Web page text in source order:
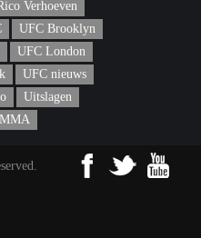
Verhoeven
UFC Brooklyn
UFC London
UFC nieuws
Uitslagen